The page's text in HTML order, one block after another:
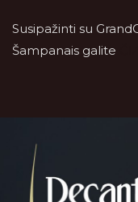
Susipažinti su
Šampanais galite